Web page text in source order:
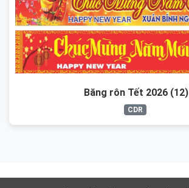
Băng rôn Tết 2026 (12)
CDR